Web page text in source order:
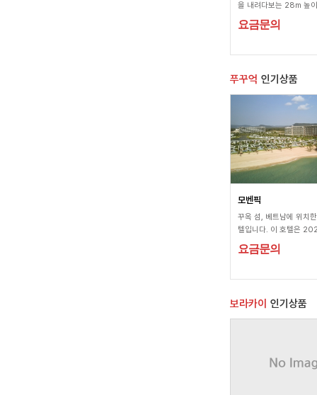
을 내려다보는 28m 높
덕 위에 자리잡고 있으
한 올스파 & 웰빙 인클루
제공합니다.
요금문의
푸꾸억 인기상품
모벤픽
꾸옥 섬, 베트남에 위치
텔입니다. 이 호텔은
되었으며, 훌륭한 시설
공합니다. 무븐픽 리조
으며, 모든 객실은 편안
호텔은 도심에서 12마일
조용하고 평화로운 휴식
하고 체크아웃은 정오까
요금문의
보라카이 인기상품